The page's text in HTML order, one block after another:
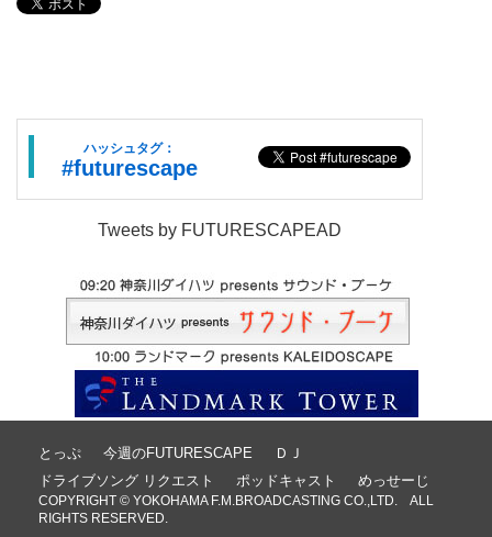
ハッシュタグ：
#futurescape
Tweets by FUTURESCAPEAD
とっぷ 今週のFUTURESCAPE
ＤＪ
ドライブソング リクエスト
ポッドキャスト めっせーじ
COPYRIGHT © YOKOHAMA F.M.BROADCASTING CO.,LTD. ALL
RIGHTS RESERVED.